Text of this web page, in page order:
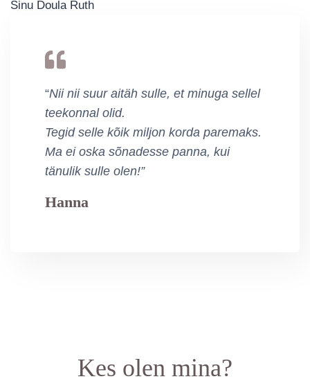
Sinu Doula Ruth
“Nii nii suur aitäh sulle, et minuga sellel
teekonnal olid.
Tegid selle kõik miljon korda paremaks.
Ma ei oska sõnadesse panna, kui
tänulik sulle olen!”
Hanna
Kes olen mina?